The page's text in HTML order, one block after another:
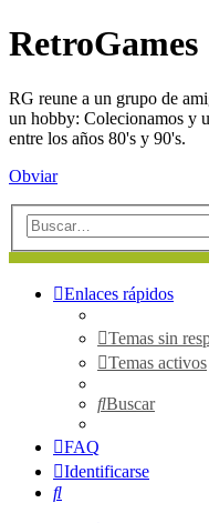
RetroGames
RG reune a un grupo de
un hobby: Colecionamos y
entre los años 80's y 90's.
Obviar
Enlaces rápidos
Temas sin
Temas activos
Buscar
FAQ
Identificarse
Buscar